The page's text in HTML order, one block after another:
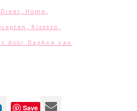
Diner, Home ,
, Risotto ,
door Daphne van
Save